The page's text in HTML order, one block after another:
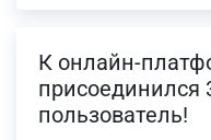
К онлайн-
присоединился
пользователь!